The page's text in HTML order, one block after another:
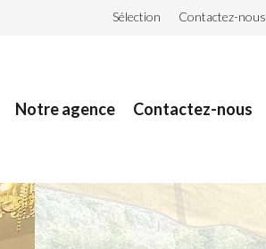
Sélection Contactez-nous
Notre agence Contactez-nous